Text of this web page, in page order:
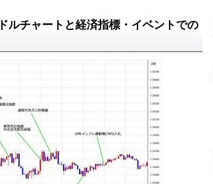
ルチャートと経済指標・イベントでの